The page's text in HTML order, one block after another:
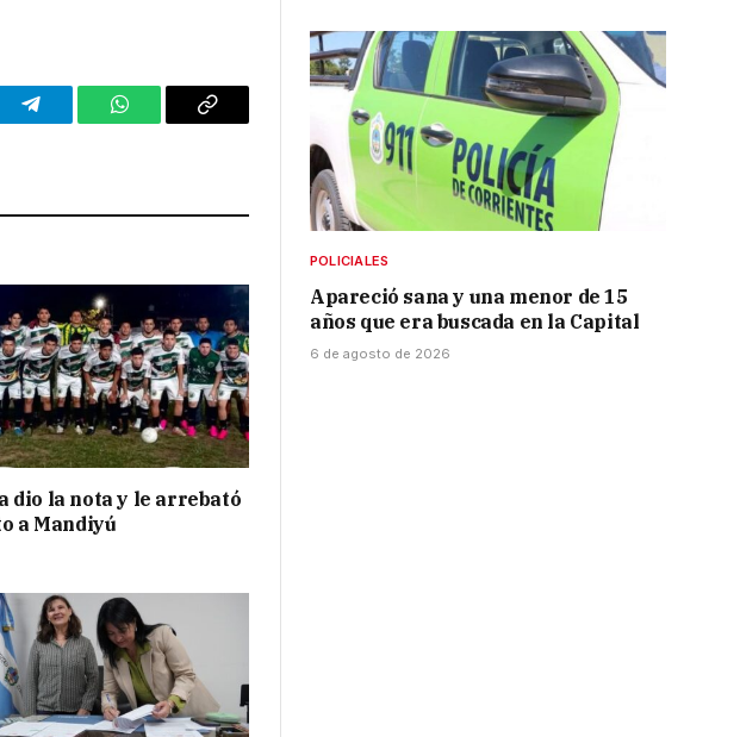
Telegram WhatsAppCopy
dio la nota y le arrebató
a Mandiyú
POLICIALES
Apareció sana y una menor de 15
años que era buscada en la Capital
6 de agosto de 2026